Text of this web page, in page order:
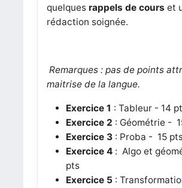
quelques rappels de cours et
rédaction soignée.
Remarques : pas de points
maitrise de la langue.
Exercice 1 : Tableur - 14
Exercice 2 : Géométrie -
Exercice 3: Proba - 15
Exercice 4 : Algo et
pts
Exercice 5 :